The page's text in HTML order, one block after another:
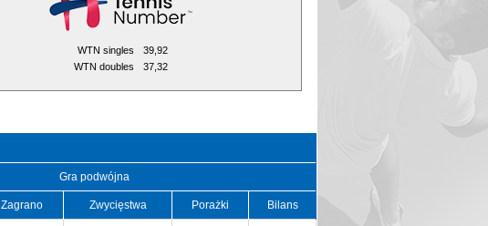
WTN singles
39,92
WTN doubles
37,32
Gra podwójna
Zagrano Zwycięstwa Porażki Bilans